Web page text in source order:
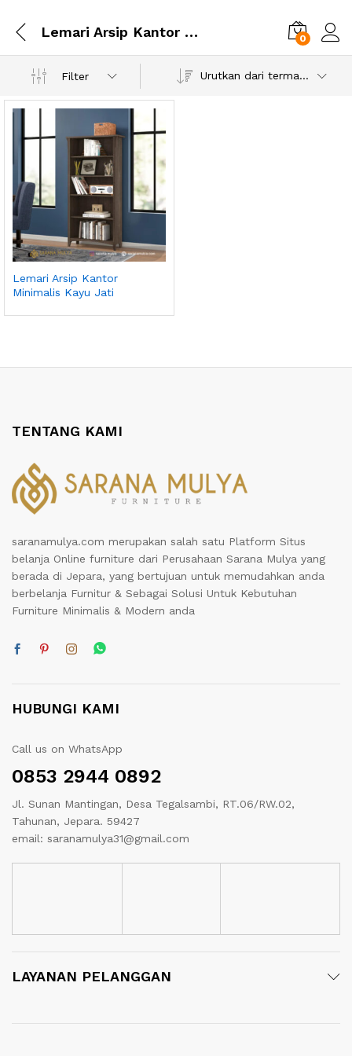
Lemari Arsip Kantor Minimalis Kayu Jati 0
Filter Urutkan dari termahal
Lemari Arsip Kantor
Minimalis Kayu Jati
TENTANG KAMI
saranamulya.com merupakan salah satu Platform Situs
belanja Online furniture dari Perusahaan Sarana Mulya yang
berada di Jepara, yang bertujuan untuk memudahkan anda
berbelanja Furnitur & Sebagai Solusi Untuk Kebutuhan
Furniture Minimalis & Modern anda
HUBUNGI KAMI
Call us on WhatsApp
0853 2944 0892
Jl. Sunan Mantingan, Desa Tegalsambi, RT.06/RW.02,
Tahunan, Jepara. 59427
email: saranamulya31@gmail.com
LAYANAN PELANGGAN